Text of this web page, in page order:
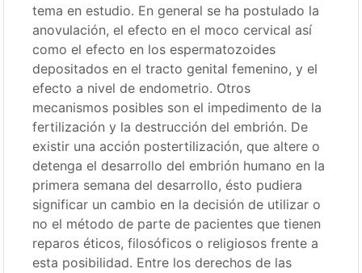
tema en estudio. En general se ha postulado la
anovulación, el efecto en el moco cervical así
como el efecto en los espermatozoides
depositados en el tracto genital femenino, y el
efecto a nivel de endometrio. Otros
mecanismos posibles son el impedimento de la
fertilización y la destrucción del embrión. De
existir una acción postertilización, que altere o
detenga el desarrollo del embrión humano en la
primera semana del desarrollo, ésto pudiera
significar un cambio en la decisión de utilizar o
no el método de parte de pacientes que tienen
reparos éticos, filosóficos o religiosos frente a
esta posibilidad. Entre los derechos de las